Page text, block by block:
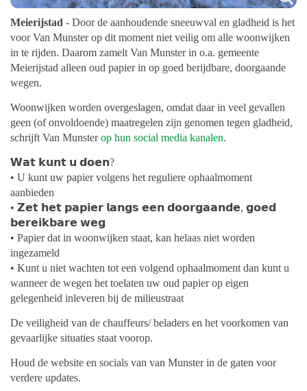
Meierijstad - Door de aanhoudende sneeuwval en gladheid is het
voor Van Munster op dit moment niet veilig om alle woonwijken
in te rijden. Daarom zamelt Van Munster in o.a. gemeente
Meierijstad alleen oud papier in op goed berijdbare, doorgaande
wegen.
Woonwijken worden overgeslagen, omdat daar in veel gevallen
geen (of onvoldoende) maatregelen zijn genomen tegen gladheid,
schrijft Van Munsterop hun social media kanalen.
𝗪𝗮𝘁 𝗸𝘂𝗻𝘁 𝘂 𝗱𝗼𝗲𝗻?
• U kunt uw papier volgens het reguliere ophaalmoment
aanbieden
• 𝗭𝗲𝘁 𝗵𝗲𝘁 𝗽𝗮𝗽𝗶𝗲𝗿 𝗹𝗮𝗻𝗴𝘀 𝗲𝗲𝗻 𝗱𝗼𝗼𝗿𝗴𝗮𝗮𝗻𝗱𝗲, 𝗴𝗼𝗲𝗱
𝗯𝗲𝗿𝗲𝗶𝗸𝗯𝗮𝗿𝗲 𝘄𝗲𝗴
• Papier dat in woonwijken staat, kan helaas niet worden
ingezameld
• Kunt u niet wachten tot een volgend ophaalmoment dan kunt u
wanneer de wegen het toelaten uw oud papier op eigen
gelegenheid inleveren bij de milieustraat
De veiligheid van de chauffeurs/ beladers en het voorkomen van
gevaarlijke situaties staat voorop.
Houd de website en socials van van Munster in de gaten voor
verdere updates.